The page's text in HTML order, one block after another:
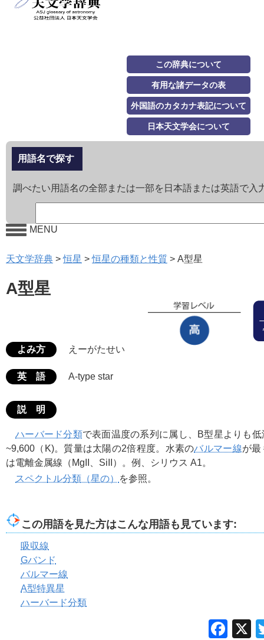
この辞典について
有用な諸データの表
外国語のカタカナ表記について
日本天文学会について
用語名で探す
調べたい用語名の全部または一部を日本語または英語で入
MENU
天文学辞典 >恒星 >恒星の種類と性質 > A型星
A型星
よみ方 えーがたせい
英 語 A-type star
説 明
ハーバード分類で表面温度の系列に属し、B型星よりも
~9,600（K)。質量は太陽の2倍程度。水素のバルマー線が最
は電離金属線（MgII、SiII）。例、シリウス A1。
スペクトル分類（星の）
を参照。
この用語を見た方はこんな用語も見ています:
吸収線
Gバンド
バルマー線
A型特異星
ハーバード分類